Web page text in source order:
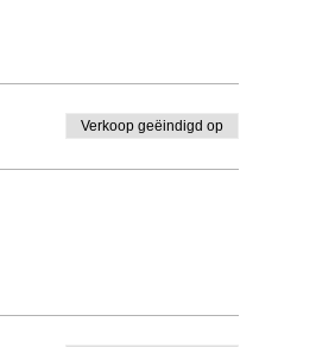
Verkoop geëindigd op